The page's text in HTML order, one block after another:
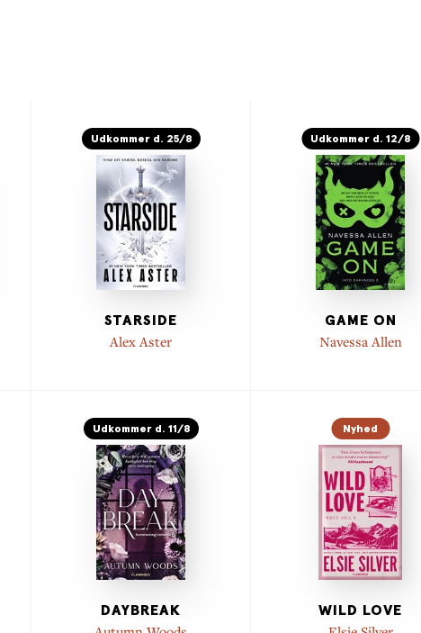
Udkommer d. 25/8
STARSIDE
Alex Aster
Udkommer d. 12/8
GAME ON
Navessa Allen
Udkommer d. 11/8
DAYBREAK
Nyhed
WILD LOVE